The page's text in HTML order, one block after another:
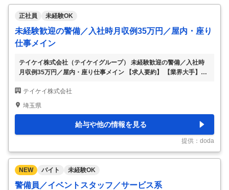
正社員 未経験OK
未経験歓迎の警備／入社時月収例35万円／屋内・座り
仕事メイン
テイケイ株式会社（テイケイグループ） 未経験歓迎の警備／入社時
月収例35万円／屋内・座り仕事メイン 【求人要約】 【業界大手】官
可・入社祝金＋手当充実 【好環境】週3日勤務からOK＆土日休みも
可能です！ もう若くない、未経験だから…も大丈夫。 屋内・座り仕
年。 施設警備から交通警備、現金輸送、海上警備まで幅広く展開
し、官公庁や都庁案件も数多く手がけてきました。 今回募集する施
設警備は、屋外の業務がほとんどなく巡回以外はモニター監視などの
座り仕事がメイン。身体への負担…
テイケイ株式会社
埼玉県
給与や他の情報を見る
提供：doda
NEW バイト 未経験OK
警備員／イベントスタッフ／サービス系